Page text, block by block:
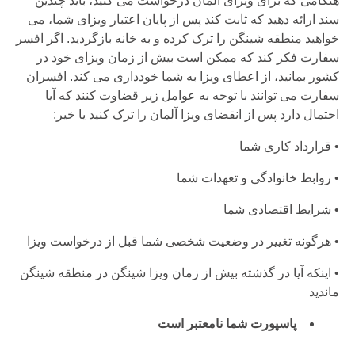
سند ارائه دهید که ثابت کند پس از پایان اعتبار ویزای شما، می
خواهید منطقه شینگن را ترک کرده و به خانه بازگردید. اگر افسر
سفارت فکر کند که ممکن است بیش از زمان ویزای خود در
کشور بمانید، از اعطای ویزا به شما خودداری می کند. افسران
سفارت می توانند با توجه به عوامل زیر قضاوت کنند که آیا
احتمال دارد پس از انقضای ویزا آلمان را ترک کنید یا خیر:
• قرارداد کاری شما
• روابط خانوادگی و تعهدات شما
• شرایط اقتصادی شما
• هرگونه تغییر در وضعیت شخصی شما قبل از درخواست ویزا
• اینکه آیا در گذشته بیش از زمان ویزا شینگن در منطقه شینگن
ماندید
پاسپورت شما نامعتبر است